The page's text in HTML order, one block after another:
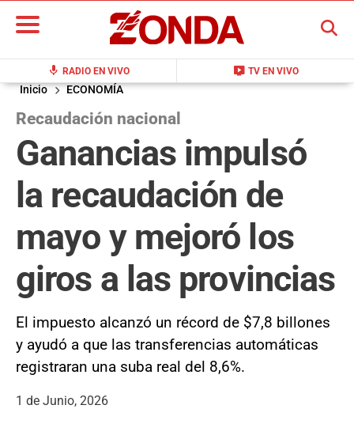
mic RADIO EN VIVO live_tv TV EN VIVO
BUSCAR
Inicio ECONOMÍA
Recaudación nacional
Ganancias impulsó
la recaudación de
mayo y mejoró los
giros a las provincias
El impuesto alcanzó un récord de $7,8 billones
y ayudó a que las transferencias automáticas
registraran una suba real del 8,6%.
1 de Junio, 2026